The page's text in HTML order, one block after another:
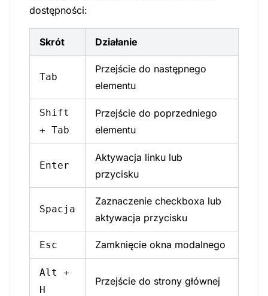
dostępności:
Skrót Działanie
Tab
Przejście do następnego
elementu
Shift
+ Tab
Przejście do poprzedniego
elementu
Enter
Aktywacja linku lub
przycisku
Spacja
Zaznaczenie checkboxa lub
aktywacja przycisku
Esc Zamknięcie okna modalnego
Alt +
H
Przejście do strony głównej